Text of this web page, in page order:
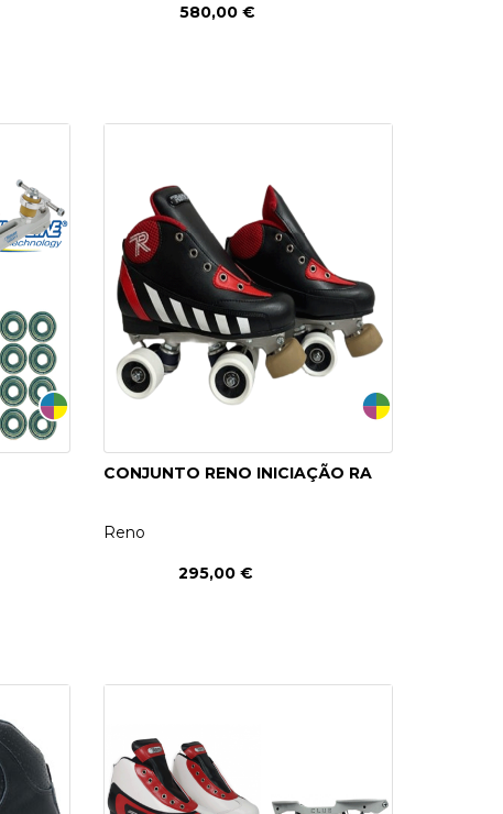
580,00 €
CONJUNTO RENO INICIAÇÃO RA
Reno
295,00 €